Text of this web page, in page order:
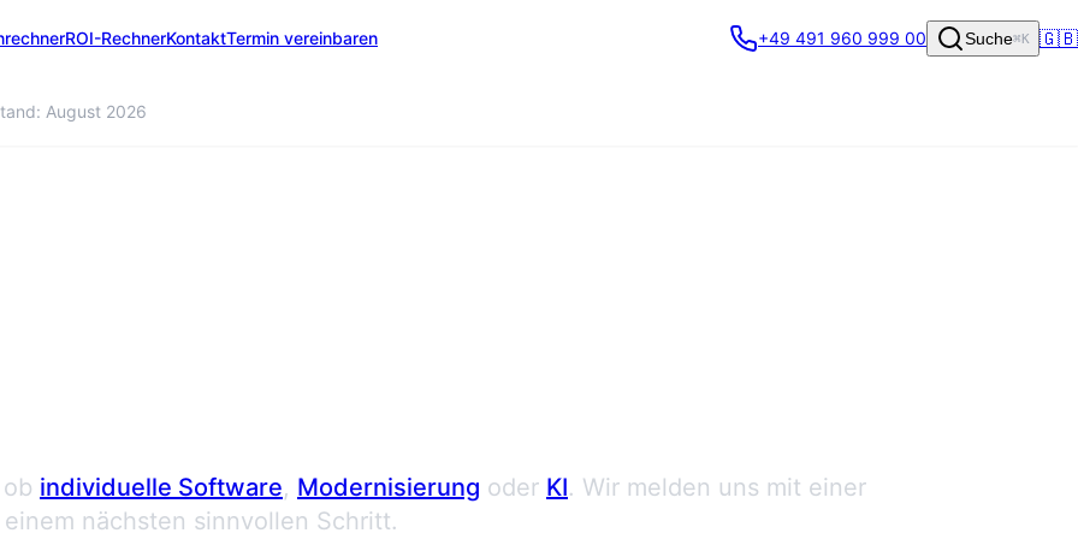
ROI-RechnerKontaktTermin vereinbaren
August 2026
+49 491 960 999 00 Suche⌘K 🇬🇧
individuelle Software, Modernisierung oder KI. Wir melden uns mit einer
nächsten sinnvollen Schritt.